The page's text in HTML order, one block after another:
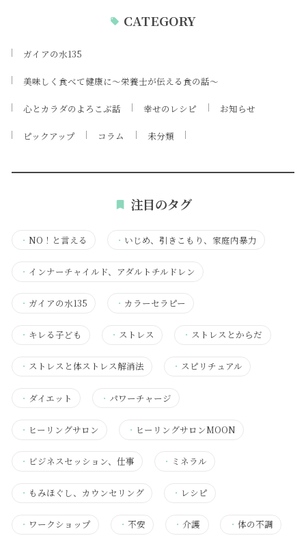
CATEGORY
ガイアの水135
美味しく食べて健康に～栄養士が伝える食の話～
心とカラダのよろこぶ話 幸せのレシピ お知らせ
ピックアップ コラム 未分類
注目のタグ
・ NO！と言える ・ いじめ、引きこもり、家庭内暴力
・ インナーチャイルド、アダルトチルドレン
・ ガイアの水135 ・ カラーセラピー
・ キレる子ども ・ ストレス ・ ストレスとからだ
・ ストレスと体ストレス解消法 ・ スピリチュアル
・ ダイエット ・ パワーチャージ
・ ヒーリングサロン ・ ヒーリングサロンMOON
・ ビジネスセッション、仕事 ・ ミネラル
・ もみほぐし、カウンセリング ・ レシピ
・ ワークショップ ・不安 ・介護 ・ 体の不調